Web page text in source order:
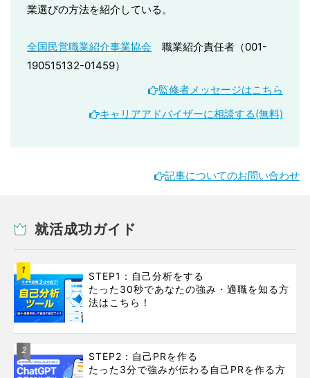
業選びの方法を紹介している。
全国民営職業紹介事業協会 職業紹介責任者（001-
190515132-01459）
監修者メッセージはこちら
キャリアアドバイザーに相談する(無料)
記事についてのお問い合わせ
就活成功ガイド
1
STEP1：自己分析をする
たった30秒であなたの強み・適職を知る方
法はこちら！
2
STEP2：自己PRを作る
たった3分で強みが伝わる自己PRを作る方